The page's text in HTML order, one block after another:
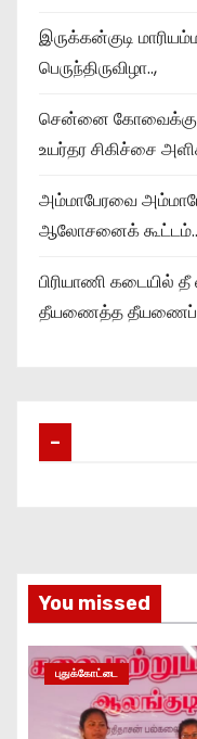
இருக்கன்குடி
பெருந்திருவிழா..,
சென்னை கோவைக்கு
உயர்தர சிகிச்சை
அம்மாபேரவை
ஆலோசனைக்
பிரியாணி கடையில் தீ
தீயணைத்த
–
You missed
புதுக்கோட்டை